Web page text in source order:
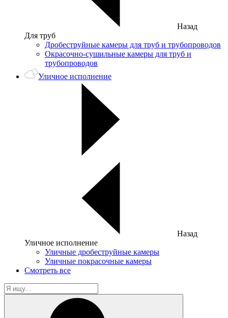
Назад
Для труб
Дробеструйные камеры для труб и трубопроводов
Окрасочно-сушильные камеры для труб и
трубопроводов
Уличное исполнение
Назад
Уличное исполнение
Уличные дробеструйные камеры
Уличные покрасочные камеры
Смотреть все